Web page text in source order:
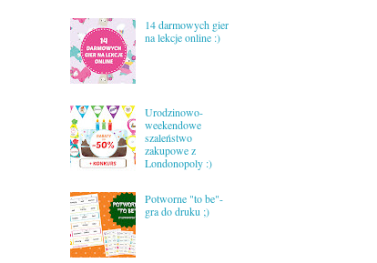
14 darmowych gier
na lekcje online :)
Urodzinowo-
weekendowe
szaleństwo
zakupowe z
Londonopoly :)
Potworne "to be"-
gra do druku ;)